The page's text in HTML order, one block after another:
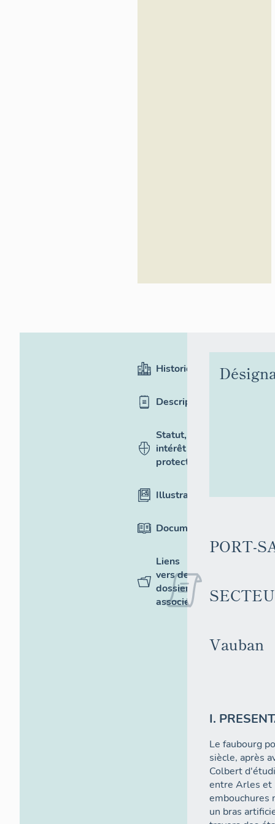
Historique
Description
Statut,
intérêt et
protection
Illustrations
Documentation
Liens
vers des
dossiers
associés
PORT-
Vauban
I.
Le faubourg
siècle, après
Colbert
entre Arles et
embouchures
un bras